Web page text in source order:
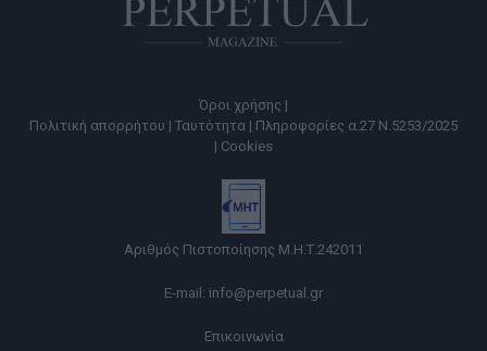
Όροι χρήσης |
Πολιτική απορρήτου | Ταυτότητα | Πληροφορίες α.27 Ν.5253/2025
| Cookies
Αριθμός Πιστοποίησης Μ.Η.Τ.242011
E-mail: info@perpetual.gr
Επικοινωνία